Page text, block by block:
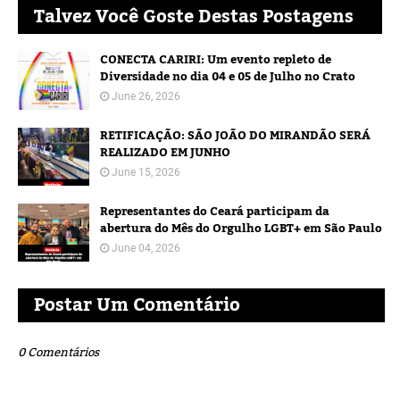
Talvez Você Goste Destas Postagens
CONECTA CARIRI: Um evento repleto de
Diversidade no dia 04 e 05 de Julho no Crato
June 26, 2026
RETIFICAÇÃO: SÃO JOÃO DO MIRANDÃO SERÁ
REALIZADO EM JUNHO
June 15, 2026
Representantes do Ceará participam da
abertura do Mês do Orgulho LGBT+ em São Paulo
June 04, 2026
Postar Um Comentário
0 Comentários